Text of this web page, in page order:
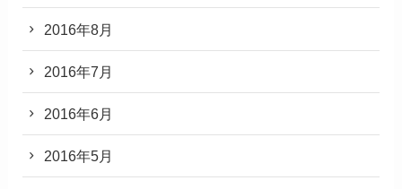
2016年8月
2016年7月
2016年6月
2016年5月